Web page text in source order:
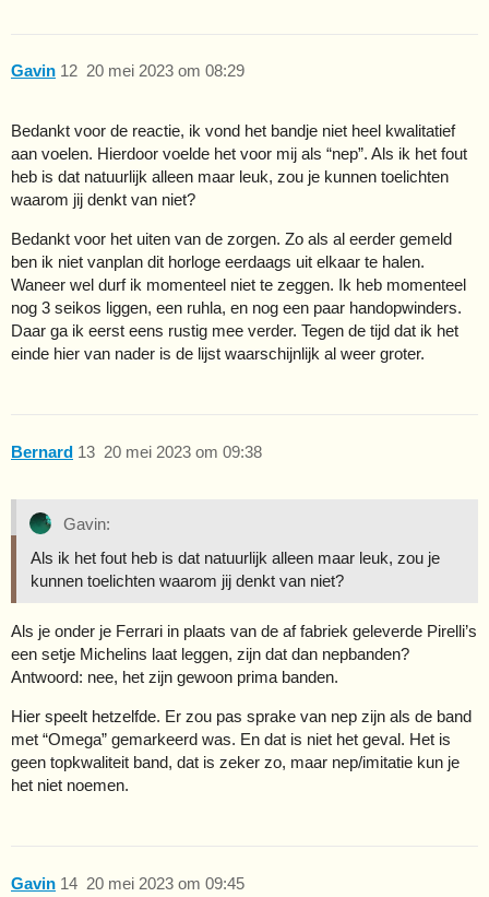
Gavin 20 mei 2023 om 08:29
12
Bedankt voor de reactie, ik vond het bandje niet heel kwalitatief
aan voelen. Hierdoor voelde het voor mij als “nep”. Als ik het fout
heb is dat natuurlijk alleen maar leuk, zou je kunnen toelichten
waarom jij denkt van niet?
Bedankt voor het uiten van de zorgen. Zo als al eerder gemeld
ben ik niet vanplan dit horloge eerdaags uit elkaar te halen.
Waneer wel durf ik momenteel niet te zeggen. Ik heb momenteel
nog 3 seikos liggen, een ruhla, en nog een paar handopwinders.
Daar ga ik eerst eens rustig mee verder. Tegen de tijd dat ik het
einde hier van nader is de lijst waarschijnlijk al weer groter.
Bernard 20 mei 2023 om 09:38
13
Gavin:
Als ik het fout heb is dat natuurlijk alleen maar leuk, zou je
kunnen toelichten waarom jij denkt van niet?
Als je onder je Ferrari in plaats van de af fabriek geleverde Pirelli’s
een setje Michelins laat leggen, zijn dat dan nepbanden?
Antwoord: nee, het zijn gewoon prima banden.
Hier speelt hetzelfde. Er zou pas sprake van nep zijn als de band
met “Omega” gemarkeerd was. En dat is niet het geval. Het is
geen topkwaliteit band, dat is zeker zo, maar nep/imitatie kun je
het niet noemen.
Gavin 20 mei 2023 om 09:45
14